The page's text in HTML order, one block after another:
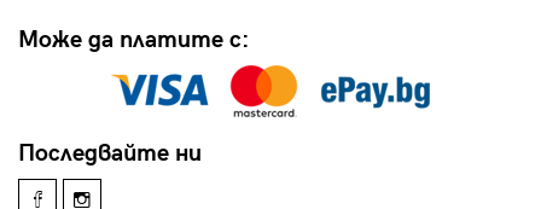
Може да платите с:
Последвайте ни